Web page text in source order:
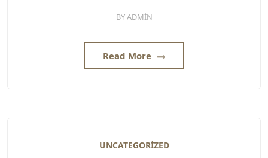
BYADMIN
Read More
UNCATEGORIZED